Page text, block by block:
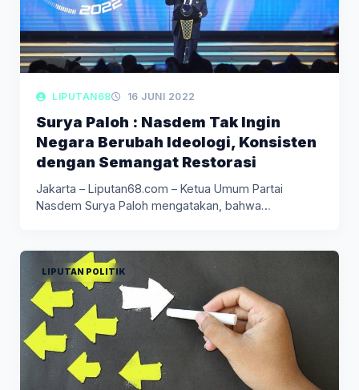
LIPUTAN68 16 JUNI 2022
Surya Paloh : Nasdem Tak Ingin
Negara Berubah Ideologi, Konsisten
dengan Semangat Restorasi
Jakarta – Liputan68.com – Ketua Umum Partai
Nasdem Surya Paloh mengatakan, bahwa…
LIPUTAN POLITIK